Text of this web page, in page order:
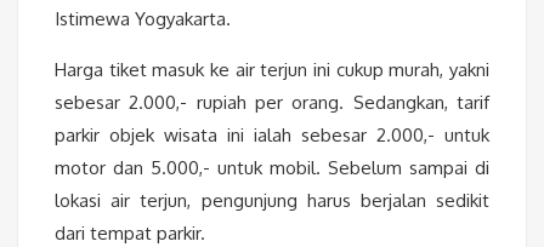
Istimewa Yogyakarta.
Harga tiket masuk ke air terjun ini cukup murah, yakni
sebesar 2.000,- rupiah per orang. Sedangkan, tarif
parkir objek wisata ini ialah sebesar 2.000,- untuk
motor dan 5.000,- untuk mobil. Sebelum sampai di
lokasi air terjun, pengunjung harus berjalan sedikit
dari tempat parkir.